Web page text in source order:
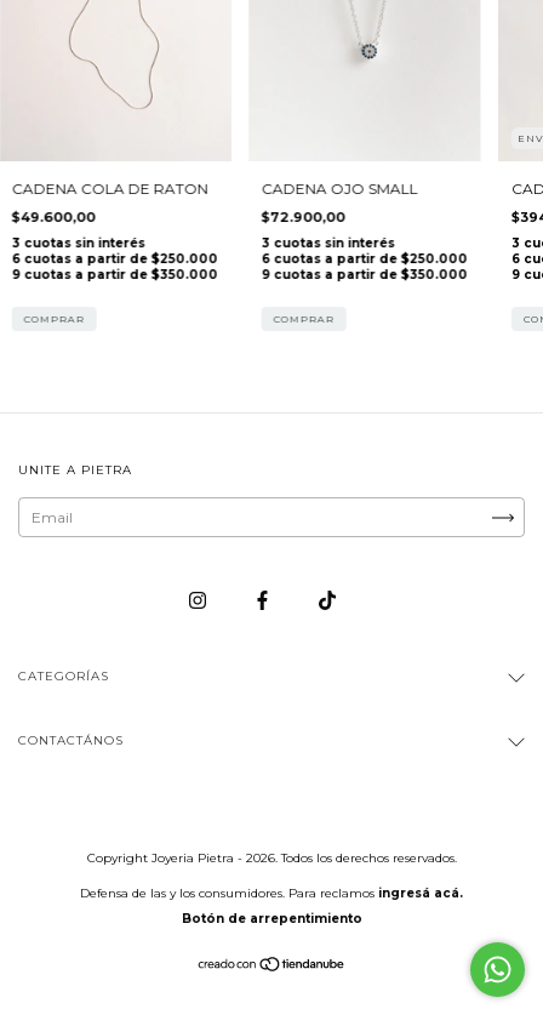
CADENA COLA DE RATON
$49.600,00
COMPRAR
CADENA OJO SMALL
$72.900,00
COMPRAR
UNITE A PIETRA
CATEGORÍAS
CONTACTÁNOS
Copyright Joyeria Pietra - 2026. Todos los derechos reservados.
Defensa de las y los consumidores. Para reclamos ingresá acá.
Botón de arrepentimiento